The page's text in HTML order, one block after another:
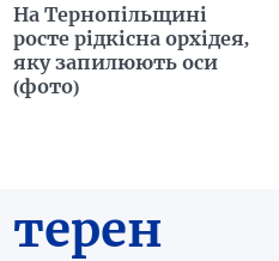
На Тернопільщині
росте рідкісна орхідея,
яку запилюють оси
(фото)
терен